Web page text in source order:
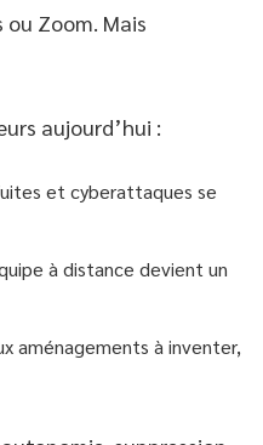
Zoom. Mais
aujourd’hui :
et cyberattaques se
à distance devient un
aménagements à inventer,